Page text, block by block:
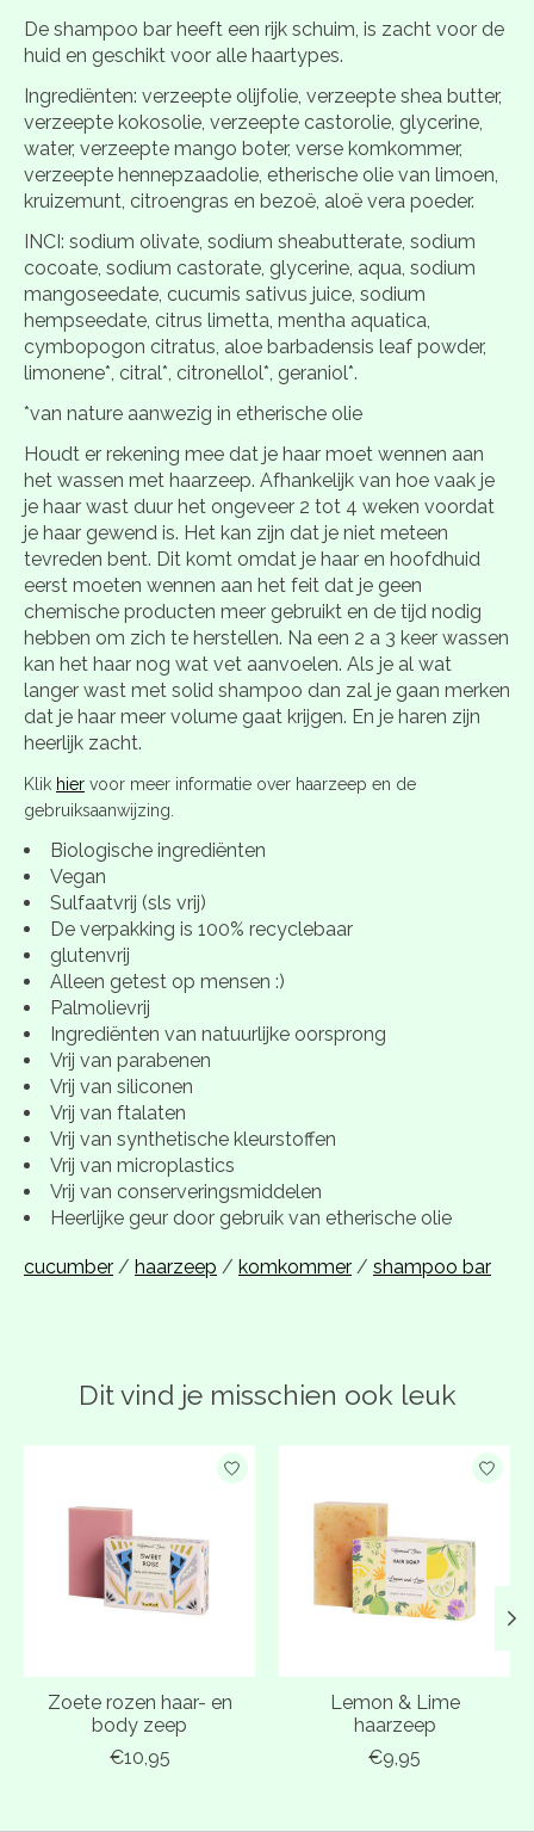
De shampoo bar heeft een rijk schuim, is zacht voor de
huid en geschikt voor alle haartypes.
Ingrediënten: verzeepte olijfolie, verzeepte shea butter,
verzeepte kokosolie, verzeepte castorolie, glycerine,
water, verzeepte mango boter, verse komkommer,
verzeepte hennepzaadolie, etherische olie van limoen,
kruizemunt, citroengras en bezoë, aloë vera poeder.
INCI: sodium olivate, sodium sheabutterate, sodium
cocoate, sodium castorate, glycerine, aqua, sodium
mangoseedate, cucumis sativus juice, sodium
hempseedate, citrus limetta, mentha aquatica,
cymbopogon citratus, aloe barbadensis leaf powder,
limonene*, citral*, citronellol*, geraniol*.
*van nature aanwezig in etherische olie
Houdt er rekening mee dat je haar moet wennen aan
het wassen met haarzeep. Afhankelijk van hoe vaak je
je haar wast duur het ongeveer 2 tot 4 weken voordat
je haar gewend is. Het kan zijn dat je niet meteen
tevreden bent. Dit komt omdat je haar en hoofdhuid
eerst moeten wennen aan het feit dat je geen
chemische producten meer gebruikt en de tijd nodig
hebben om zich te herstellen. Na een 2 a 3 keer wassen
kan het haar nog wat vet aanvoelen. Als je al wat
langer wast met solid shampoo dan zal je gaan merken
dat je haar meer volume gaat krijgen. En je haren zijn
heerlijk zacht.
Klik hier voor meer informatie over haarzeep en de
gebruiksaanwijzing.
Biologische ingrediënten
Vegan
Sulfaatvrij (sls vrij)
De verpakking is 100% recyclebaar
glutenvrij
Alleen getest op mensen :)
Palmolievrij
Ingrediënten van natuurlijke oorsprong
Vrij van parabenen
Vrij van siliconen
Vrij van ftalaten
Vrij van synthetische kleurstoffen
Vrij van microplastics
Vrij van conserveringsmiddelen
Heerlijke geur door gebruik van etherische olie
cucumber / haarzeep / komkommer / shampoo bar
Dit vind je misschien ook leuk
Items van productcarrousel
Zoete rozen haar- en
body zeep
€10,95
Lemon & Lime
haarzeep
€9,95